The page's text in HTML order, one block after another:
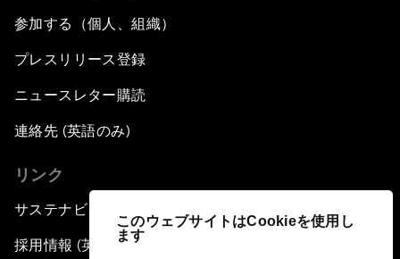
このウェブサイトはCookieを使用し
ます
参加する（個人、組織）
プレスリリース登録
ニュースレター購読
連絡先 (英語のみ)
リンク
サステナビリティへの取り組み
採用情報 (英語のみ)